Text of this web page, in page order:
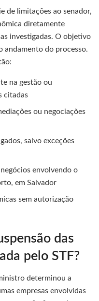
de limitações ao senador,
diretamente
investigadas. O objetivo
andamento do processo.
na gestão ou
citadas
ou negociações
salvo exceções
envolvendo o
em Salvador
sem autorização
das
pelo STF?
determinou a
empresas envolvidas